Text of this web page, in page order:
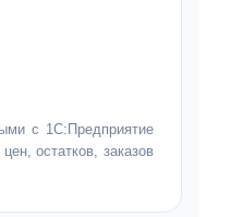
с 1С:Предприятие
остатков, заказов